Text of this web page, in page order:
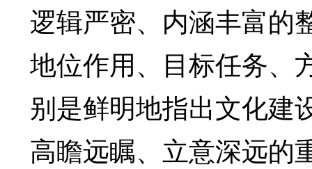
逻辑严密、内涵丰富的
地位作用、目标任务、
别是鲜明地指出文化建
高瞻远瞩、立意深远的